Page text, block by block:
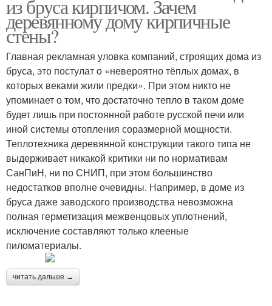
из бруса кирпичом. Зачем
деревянному дому кирпичные
стены?
Главная рекламная уловка компаний, строящих дома из
бруса, это постулат о «невероятно тёплых домах, в
которых веками жили предки». При этом никто не
упоминает о том, что достаточно тепло в таком доме
будет лишь при постоянной работе русской печи или
иной системы отопления соразмерной мощности.
Теплотехника деревянной конструкции такого типа не
выдерживает никакой критики ни по нормативам
СанПиН, ни по СНИП, при этом большинство
недостатков вполне очевидны. Например, в доме из
бруса даже заводского производства невозможна
полная герметизация межвенцовых уплотнений,
исключение составляют только клееные
пиломатериалы.
читать дальше →